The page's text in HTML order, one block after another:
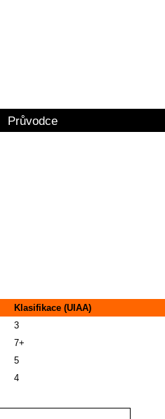
Průvodce
Klasifikace (UIAA)
3
7+
5
4